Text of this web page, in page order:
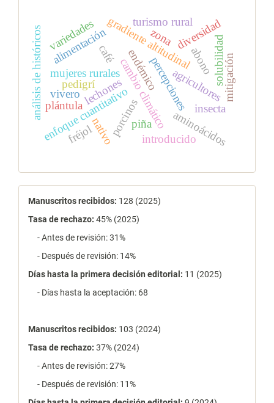
mujeres rurales percepciones
cambio climático
gradiente altitudinal
enfoque cuantitativo agricultores
alimentación
porcinos
lechones
aminoácidos
diversidad
insecta
endémico
nativo introducido
piña
análisis de históricos pedigrí solubilidadmitigación
café abono
plántula
vivero
fréjol
variedades zona
turismo rural
estadísticas
Manuscritos recibidos: 128 (2025)
Tasa de rechazo: 45% (2025)
- Antes de revisión: 31%
- Después de revisión: 14%
Días hasta la primera decisión editorial: 11 (2025)
- Días hasta la aceptación: 68
Manuscritos recibidos: 103 (2024)
Tasa de rechazo: 37% (2024)
- Antes de revisión: 27%
- Después de revisión: 11%